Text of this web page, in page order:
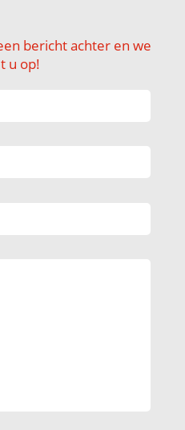
bericht achter en we
u op!